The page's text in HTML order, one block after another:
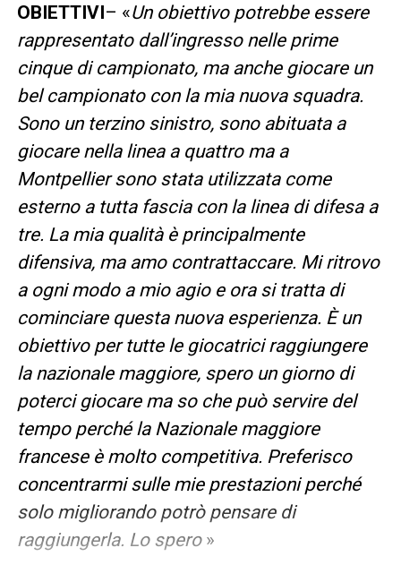
OBIETTIVI– «Un obiettivo potrebbe essere
rappresentato dall’ingresso nelle prime
cinque di campionato, ma anche giocare un
bel campionato con la mia nuova squadra.
Sono un terzino sinistro, sono abituata a
giocare nella linea a quattro ma a
Montpellier sono stata utilizzata come
esterno a tutta fascia con la linea di difesa a
tre. La mia qualità è principalmente
difensiva, ma amo contrattaccare. Mi ritrovo
a ogni modo a mio agio e ora si tratta di
cominciare questa nuova esperienza. È un
obiettivo per tutte le giocatrici raggiungere
la nazionale maggiore, spero un giorno di
poterci giocare ma so che può servire del
tempo perché la Nazionale maggiore
francese è molto competitiva. Preferisco
concentrarmi sulle mie prestazioni perché
solo migliorando potrò pensare di
raggiungerla. Lo spero»